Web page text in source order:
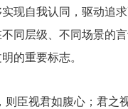
现自我认同，驱动追
同层级、不同场景的
的重要标志。
则臣视君如腹心；君